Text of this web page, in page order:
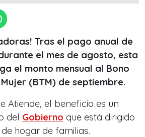
Tras el pago anual de
el mes de agosto, esta
el monto mensual al Bono
(BTM) de septiembre.
Atiende, el beneficio es un
del Gobierno que está dirigido
hogar de familias.